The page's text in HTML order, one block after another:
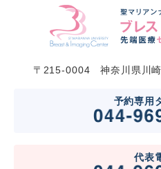
〒215-0004 神奈川県川
予約専用
代表